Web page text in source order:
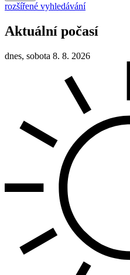
rozšířené vyhledávání
Aktuální počasí
dnes, sobota 8. 8. 2026